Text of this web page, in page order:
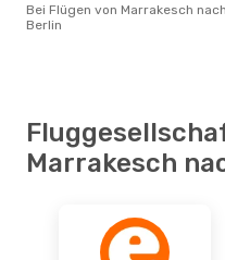
Bei Flügen von Marrakesch nach
Berlin
Marrakesch